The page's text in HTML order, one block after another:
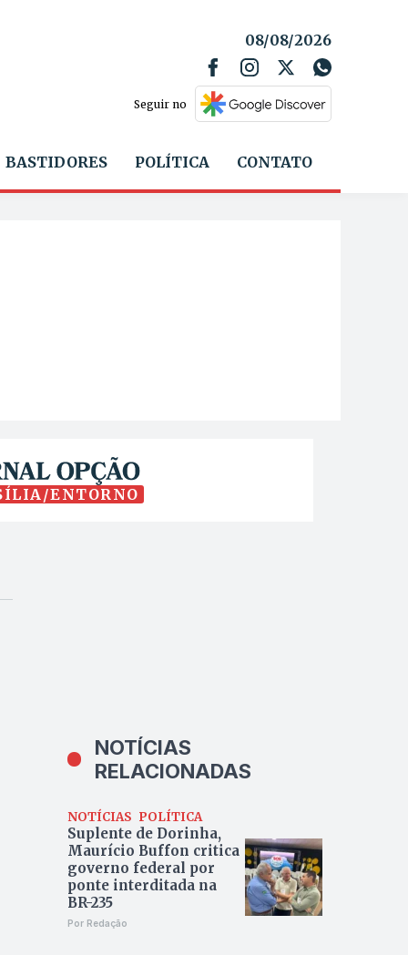
08/08/2026
Seguir no
BASTIDORES POLÍTICA CONTATO
ENTORNO
NOTÍCIAS
RELACIONADAS
NOTÍCIAS POLÍTICA
Suplente de Dorinha,
Maurício Buffon critica
governo federal por
ponte interditada na
BR-235
Por Redação